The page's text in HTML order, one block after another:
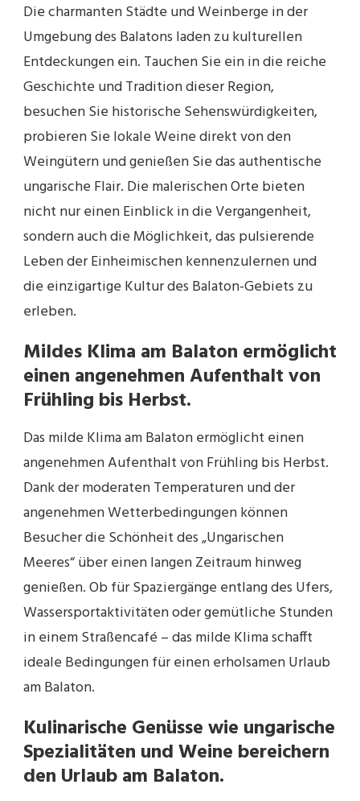
Die charmanten Städte und Weinberge in der
Umgebung des Balatons laden zu kulturellen
Entdeckungen ein. Tauchen Sie ein in die reiche
Geschichte und Tradition dieser Region,
besuchen Sie historische Sehenswürdigkeiten,
probieren Sie lokale Weine direkt von den
Weingütern und genießen Sie das authentische
ungarische Flair. Die malerischen Orte bieten
nicht nur einen Einblick in die Vergangenheit,
sondern auch die Möglichkeit, das pulsierende
Leben der Einheimischen kennenzulernen und
die einzigartige Kultur des Balaton-Gebiets zu
erleben.
Mildes Klima am Balaton ermöglicht
einen angenehmen Aufenthalt von
Frühling bis Herbst.
Das milde Klima am Balaton ermöglicht einen
angenehmen Aufenthalt von Frühling bis Herbst.
Dank der moderaten Temperaturen und der
angenehmen Wetterbedingungen können
Besucher die Schönheit des „Ungarischen
Meeres“ über einen langen Zeitraum hinweg
genießen. Ob für Spaziergänge entlang des Ufers,
Wassersportaktivitäten oder gemütliche Stunden
in einem Straßencafé – das milde Klima schafft
ideale Bedingungen für einen erholsamen Urlaub
am Balaton.
Kulinarische Genüsse wie ungarische
Spezialitäten und Weine bereichern
den Urlaub am Balaton.